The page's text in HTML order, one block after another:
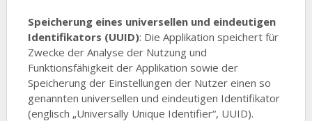
Speicherung eines universellen und eindeutigen
Identifikators (UUID): Die Applikation speichert für
Zwecke der Analyse der Nutzung und
Funktionsfähigkeit der Applikation sowie der
Speicherung der Einstellungen der Nutzer einen so
genannten universellen und eindeutigen Identifikator
(englisch „Universally Unique Identifier“, UUID).